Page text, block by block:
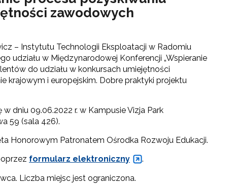
zawodowych
– Instytutu Technologii Eksploatacji w Radomiu
udziału w Międzynarodowej Konferencji „Wspieranie
do udziału w konkursach umiejętności
krajowym i europejskim. Dobre praktyki projektu
dniu 09.06.2022 r. w Kampusie Vizja Park
59 (sala 426).
Honorowym Patronatem Ośrodka Rozwoju Edukacji.
formularz elektroniczny
.
Liczba miejsc jest ograniczona.